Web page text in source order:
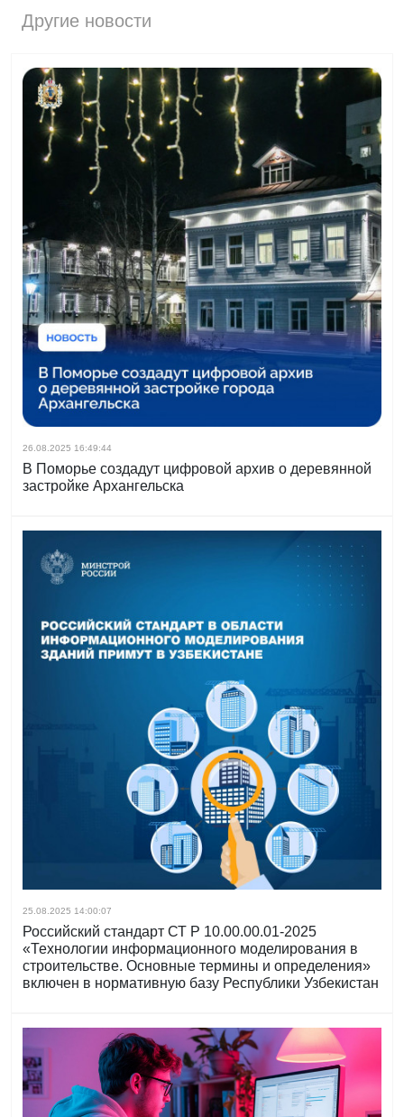
Другие новости
26.08.2025 16:49:44
В Поморье создадут цифровой архив о деревянной
застройке Архангельска
25.08.2025 14:00:07
Российский стандарт СТ Р 10.00.00.01-2025
«Технологии информационного моделирования в
строительстве. Основные термины и определения»
включен в нормативную базу Республики Узбекистан